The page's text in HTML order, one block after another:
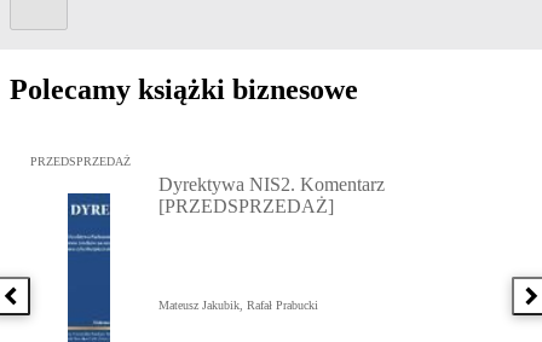
Polecamy książki biznesowe
Poprzednia książka
Przejdź do: Dyrektywa NIS2. Komentarz [PRZEDSPRZEDAŻ],
PRZEDSPRZEDAŻ
Dyrektywa NIS2. Komentarz
[PRZEDSPRZEDAŻ]
Mateusz Jakubik, Rafał Prabucki